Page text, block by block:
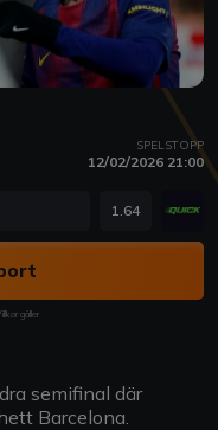
SPELSTOPP
12/02/2026 21:00
1.64
gäller
semifinal där
Barcelona.